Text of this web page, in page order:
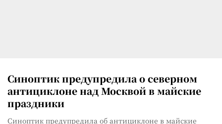
Синоптик предупредила о северном
антициклоне над Москвой в майские
праздники
Синоптик предупредила об антициклоне в майские